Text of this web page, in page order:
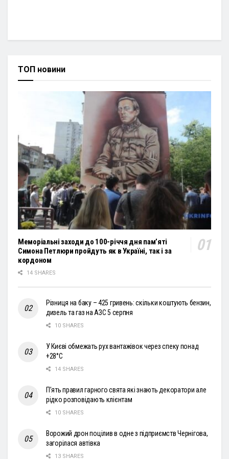
ТОП новини
Меморіальні заходи до 100-річчя дня пам’яті
Симона Петлюри пройдуть як в Україні, так і за
кордоном
14 SHARES
Різниця на баку – 425 гривень: скільки коштують бензин,
дизель та газ на АЗС 5 серпня
10 SHARES
У Києві обмежать рух вантажівок через спеку понад
+28°С
14 SHARES
П’ять правил гарного свята які знають декоратори але
рідко розповідають клієнтам
10 SHARES
Ворожий дрон поцілив в одне з підприємств Чернігова,
загорілася автівка
13 SHARES